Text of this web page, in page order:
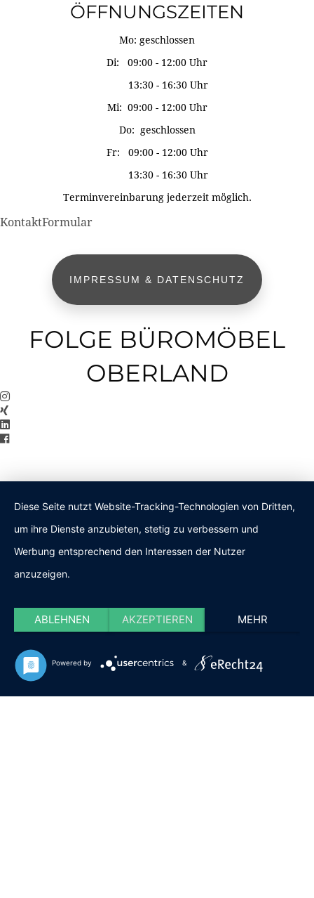
ÖFFNUNGSZEITEN
Mo: geschlossen
Di: 09:00 - 12:00 Uhr
13:30 - 16:30 Uhr
Mi: 09:00 - 12:00 Uhr
Do: geschlossen
Fr: 09:00 - 12:00 Uhr
13:30 - 16:30 Uhr
Terminvereinbarung jederzeit möglich.
KontaktFormular
IMPRESSUM & DATENSCHUTZ
FOLGE BÜROMÖBEL
OBERLAND
Diese Seite nutzt Website-Tracking-Technologien von Dritten,
um ihre Dienste anzubieten, stetig zu verbessern und
Werbung entsprechend den Interessen der Nutzer
anzuzeigen.
ABLEHNEN AKZEPTIEREN MEHR
Powered by &